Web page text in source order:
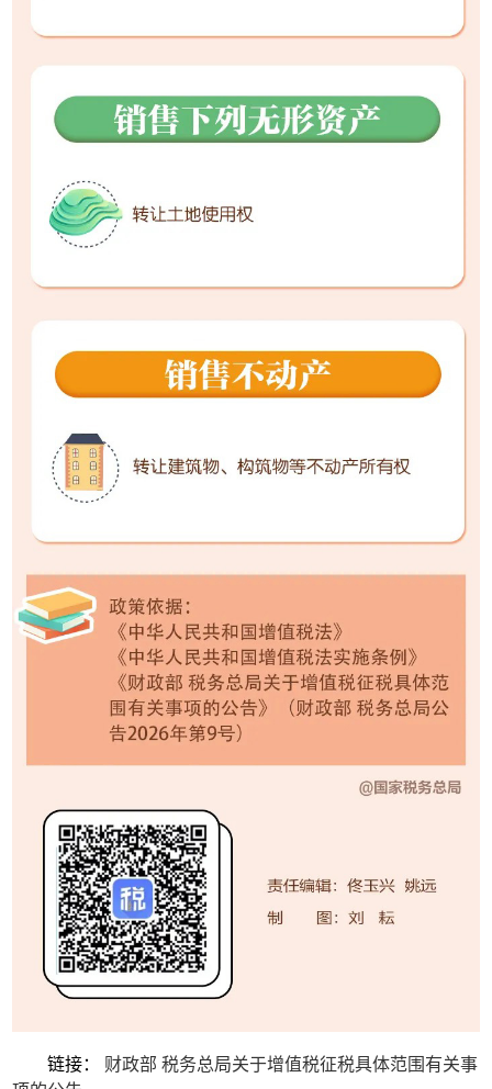
链接： 财政部 税务总局关于增值税征税具体范围有关事